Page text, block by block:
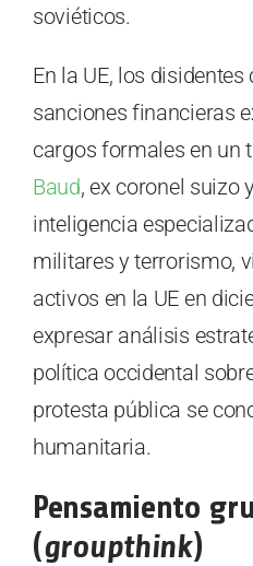
soviéticos.
En la UE, los
sanciones financieras
cargos formales en un
Baud, ex coronel suizo
inteligencia
militares y terrorismo,
activos en la UE en
expresar análisis
política occidental
protesta pública se
humanitaria.
Pensamiento
(groupthink)